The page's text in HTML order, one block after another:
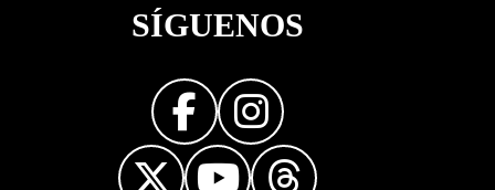
SÍGUENOS